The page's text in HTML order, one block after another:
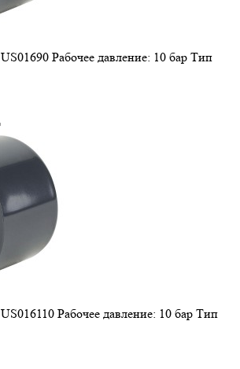
US01690 Рабочее давление: 10 бар Тип
US016110 Рабочее давление: 10 бар Тип